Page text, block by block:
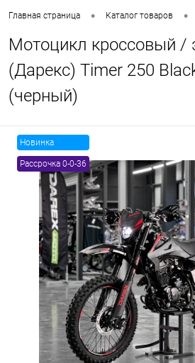
Главная страница • Каталог товаров •
Мотоцикл кроссовый /
(Дарекс) Timer 250
(черный)
Новинка
Рассрочка 0-0-36